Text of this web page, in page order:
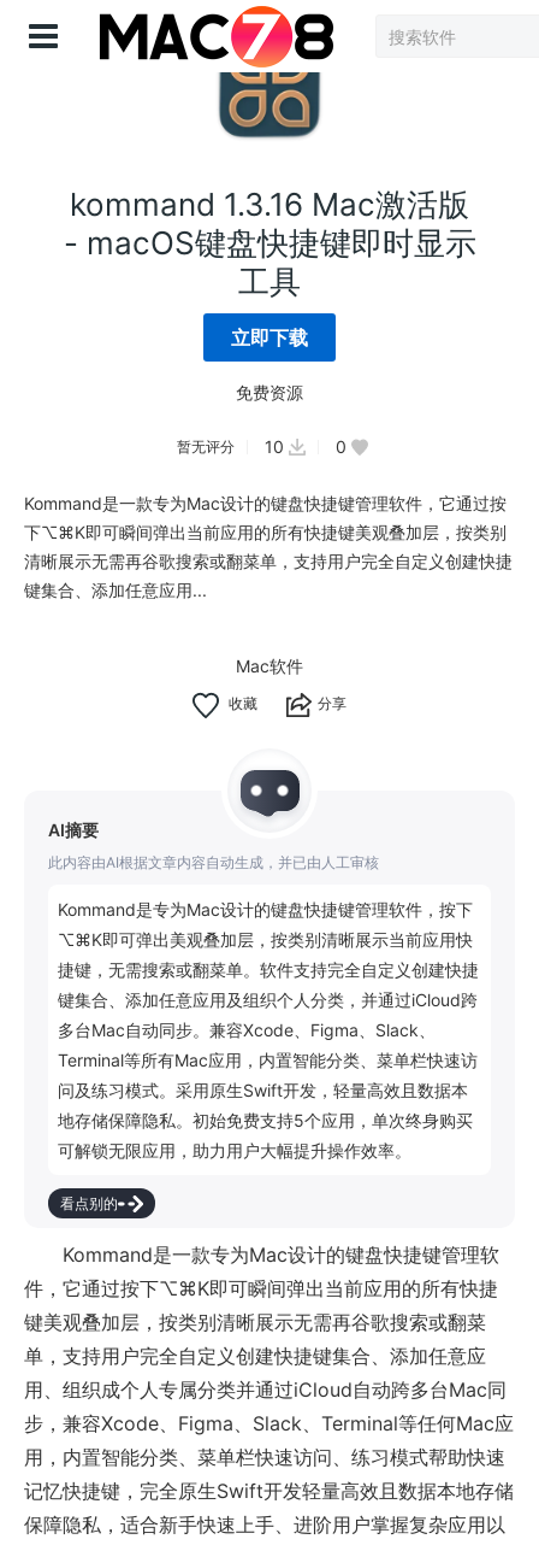
登录
kommand 1.3.16 Mac激活版
- macOS键盘快捷键即时显示
工具
立即下载
免费资源
暂无评分 10 0
Kommand是一款专为Mac设计的键盘快捷键管理软件，它通过按
下⌥⌘K即可瞬间弹出当前应用的所有快捷键美观叠加层，按类别
清晰展示无需再谷歌搜索或翻菜单，支持用户完全自定义创建快捷
键集合、添加任意应用...
Mac软件
分享
AI摘要
此内容由AI根据文章内容自动生成，并已由人工审核
Kommand是专为Mac设计的键盘快捷键管理软件，按下
⌥⌘K即可弹出美观叠加层，按类别清晰展示当前应用快
捷键，无需搜索或翻菜单。软件支持完全自定义创建快捷
键集合、添加任意应用及组织个人分类，并通过iCloud跨
多台Mac自动同步。兼容Xcode、Figma、Slack、
Terminal等所有Mac应用，内置智能分类、菜单栏快速访
问及练习模式。采用原生Swift开发，轻量高效且数据本
地存储保障隐私。初始免费支持5个应用，单次终身购买
可解锁无限应用，助力用户大幅提升操作效率。
看点别的
Kommand是一款专为Mac设计的键盘快捷键管理软
件，它通过按下⌥⌘K即可瞬间弹出当前应用的所有快捷
键美观叠加层，按类别清晰展示无需再谷歌搜索或翻菜
单，支持用户完全自定义创建快捷键集合、添加任意应
用、组织成个人专属分类并通过iCloud自动跨多台Mac同
步，兼容Xcode、Figma、Slack、Terminal等任何Mac应
用，内置智能分类、菜单栏快速访问、练习模式帮助快速
记忆快捷键，完全原生Swift开发轻量高效且数据本地存储
保障隐私，适合新手快速上手、进阶用户掌握复杂应用以